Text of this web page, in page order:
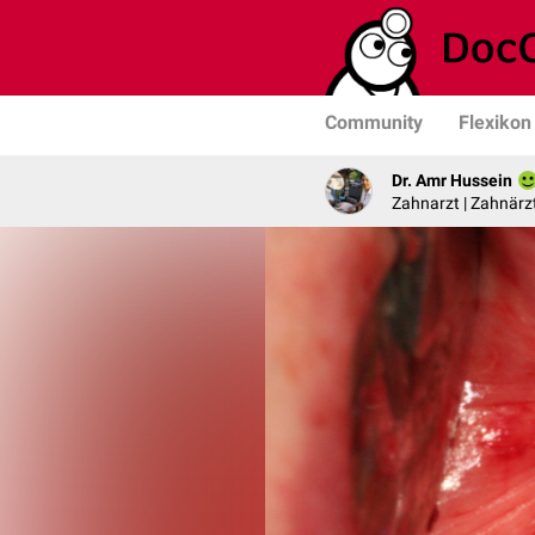
Community Flexikon
Dr. Amr Hussein
Zahnarzt |